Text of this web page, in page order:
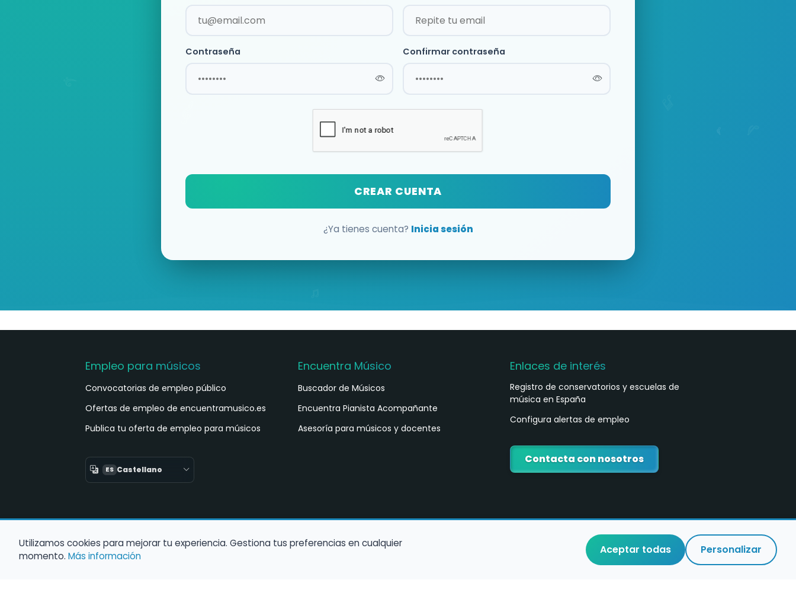
Contraseña Confirmar contraseña
CREAR CUENTA
¿Ya tienes cuenta? Inicia sesión
Empleo para músicos
Convocatorias de empleo público
Ofertas de empleo de encuentramusico.es
Publica tu oferta de empleo para músicos
ES Castellano
Encuentra Músico
Buscador de Músicos
Encuentra Pianista Acompañante
Asesoría para músicos y docentes
Enlaces de interés
Registro de conservatorios y escuelas de
música en España
Configura alertas de empleo
Contacta con nosotros
Utilizamos cookies para mejorar tu experiencia. Gestiona tus preferencias en cualquier
momento. Más información Aceptar todas Personalizar